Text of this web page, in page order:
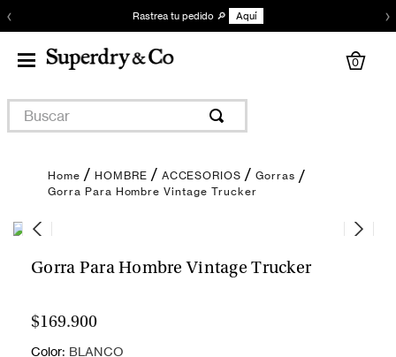
‹ Rastrea tu pedido 🔎 Aquí ›
0
Buscar
HOMBRE ACCESORIOS
Gorras
Gorra Para Hombre Vintage Trucker
Gorra Para Hombre Vintage Trucker
$169.900
Color: BLANCO